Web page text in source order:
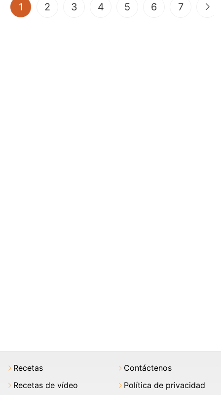
1 (current)
2 3 4 5 6 7
Recetas
Recetas de vídeo
Contáctenos
Política de privacidad